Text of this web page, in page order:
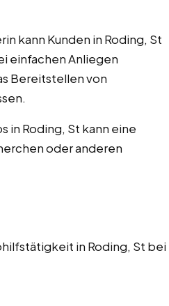
kann Kunden in Roding, St
einfachen Anliegen
Bereitstellen von
in Roding, St kann eine
oder anderen
in Roding, St bei